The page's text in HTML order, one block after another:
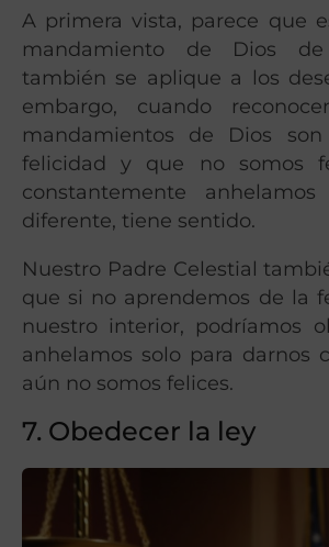
A primera vista, parece que
mandamiento de Dios
también se aplique a los
embargo, cuando
mandamientos de Dios
felicidad y que no somos
constantemente
diferente, tiene sentido.
Nuestro Padre Celestial
que si no aprendemos de la
nuestro interior, podríamos
anhelamos solo para darnos
aún no somos felices.
7. Obedecer la ley